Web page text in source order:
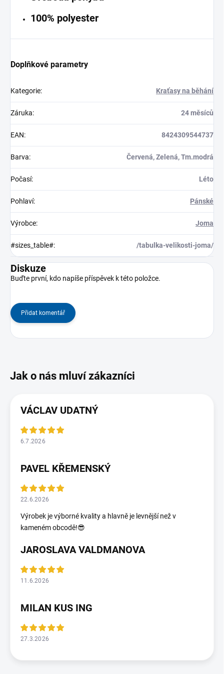
100% polyester
Doplňkové parametry
Kategorie: Kraťasy na běhání
Záruka: 24 měsíců
EAN: 8424309544737
Barva: Červená, Zelená, Tm.modrá
Počasí: Léto
Pohlaví: Pánské
Výrobce: Joma
#sizes_table#: /tabulka-velikosti-joma/
Diskuze
Buďte první, kdo napíše příspěvek k této položce.
Přidat komentář
VÁCLAV UDATNÝ
6.7.2026
PAVEL KŘEMENSKÝ
22.6.2026
Výrobek je výborné kvality a hlavně je levnější než v
kameném obcodě!😎
JAROSLAVA VALDMANOVA
11.6.2026
MILAN KUS ING
27.3.2026